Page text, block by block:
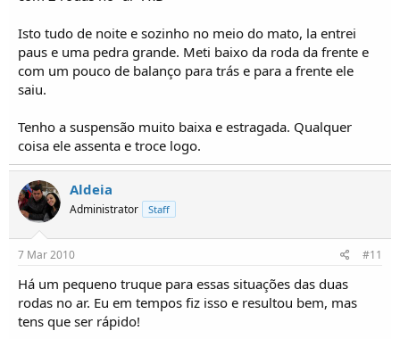
Isto tudo de noite e sozinho no meio do mato, la entrei
paus e uma pedra grande. Meti baixo da roda da frente e
com um pouco de balanço para trás e para a frente ele
saiu.
Tenho a suspensão muito baixa e estragada. Qualquer
coisa ele assenta e troce logo.
Aldeia
Administrator Staff
7 Mar 2010 #11
Há um pequeno truque para essas situações das duas
rodas no ar. Eu em tempos fiz isso e resultou bem, mas
tens que ser rápido!